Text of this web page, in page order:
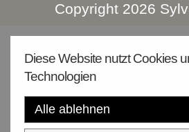
Copyright 2026
Diese Website nutzt Cookies
Technologien
Alle ablehnen